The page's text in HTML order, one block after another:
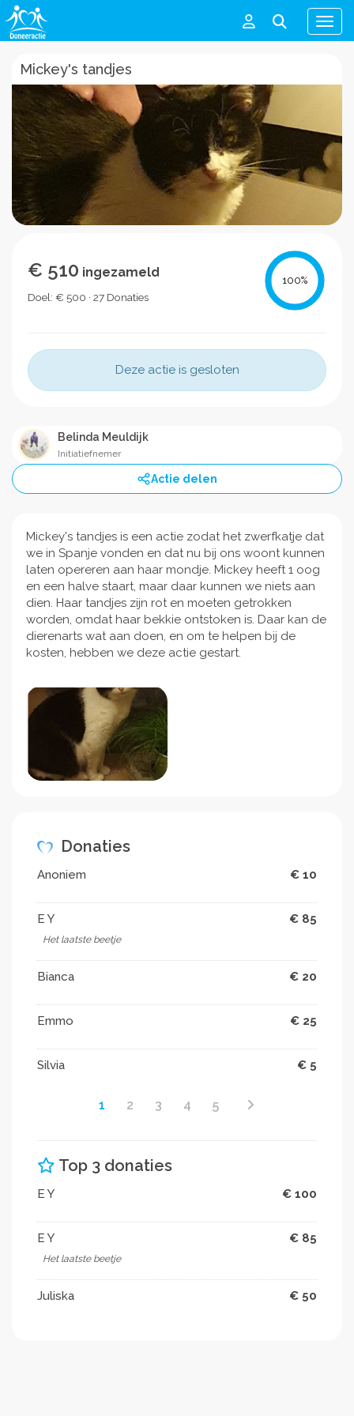
Menu
Mickey's tandjes
€ 510 ingezameld
Doel: € 500 · 27 Donaties
100%
Deze actie is gesloten
Belinda Meuldijk
Initiatiefnemer
Actie delen
Mickey's tandjes is een actie zodat het zwerfkatje dat
we in Spanje vonden en dat nu bij ons woont kunnen
laten opereren aan haar mondje. Mickey heeft 1 oog
en een halve staart, maar daar kunnen we niets aan
dien. Haar tandjes zijn rot en moeten getrokken
worden, omdat haar bekkie ontstoken is. Daar kan de
dierenarts wat aan doen, en om te helpen bij de
kosten, hebben we deze actie gestart.
Donaties
Anoniem € 10
E Y € 85
Het laatste beetje
Bianca € 20
Emmo € 25
Silvia € 5
1 2 3 4 5
Top 3 donaties
E Y € 100
E Y € 85
Het laatste beetje
Juliska € 50